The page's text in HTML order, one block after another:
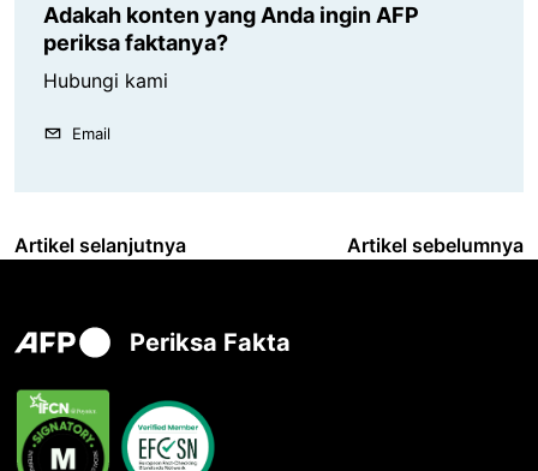
Adakah konten yang Anda ingin AFP
periksa faktanya?
Hubungi kami
Email
Artikel selanjutnya Artikel sebelumnya
Periksa Fakta